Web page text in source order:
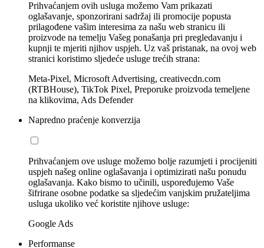
Prihvaćanjem ovih usluga možemo Vam prikazati
oglašavanje, sponzorirani sadržaj ili promocije popusta
prilagođene vašim interesima za našu web stranicu ili
proizvode na temelju Vašeg ponašanja pri pregledavanju i
kupnji te mjeriti njihov uspjeh. Uz vaš pristanak, na ovoj web
stranici koristimo sljedeće usluge trećih strana:
Meta-Pixel, Microsoft Advertising, creativecdn.com
(RTBHouse), TikTok Pixel, Preporuke proizvoda temeljene
na klikovima, Ads Defender
Napredno praćenje konverzija
Prihvaćanjem ove usluge možemo bolje razumjeti i procijeniti
uspjeh našeg online oglašavanja i optimizirati našu ponudu
oglašavanja. Kako bismo to učinili, uspoređujemo Vaše
šifrirane osobne podatke sa sljedećim vanjskim pružateljima
usluga ukoliko već koristite njihove usluge:
Google Ads
Performanse